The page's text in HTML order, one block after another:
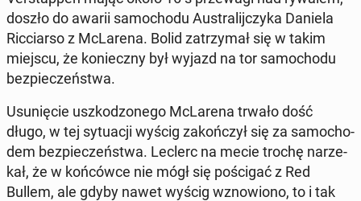
doszło do awarii sa­mo­cho­du Au­stra­lij­czy­ka Daniela
Ric­ciar­so z McLa­re­na. Bolid za­trzy­mał się w takim
miejscu, że ko­niecz­ny był wyjazd na tor sa­mo­cho­du
bez­pie­czeń­stwa.
Usu­nię­cie uszko­dzo­ne­go McLa­re­na trwało dość
długo, w tej sy­tu­acji wyścig za­koń­czył się za sa­mo­cho­
dem bez­pie­czeń­stwa. Leclerc na mecie trochę na­rze­
kał, że w koń­ców­ce nie mógł się po­ści­gać z Red
Bullem, ale gdyby nawet wyścig wzno­wio­no, to i tak